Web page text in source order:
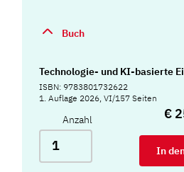
Buch
Technologie- und KI-basierte
ISBN: 9783801732622
1. Auflage 2026, VI/157 Seiten
Anzahl €
In